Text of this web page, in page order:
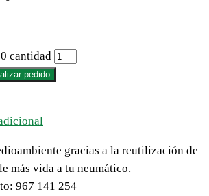
cantidad
pedido
gracias a la reutilización de
más vida a tu neumático.
967 141 254